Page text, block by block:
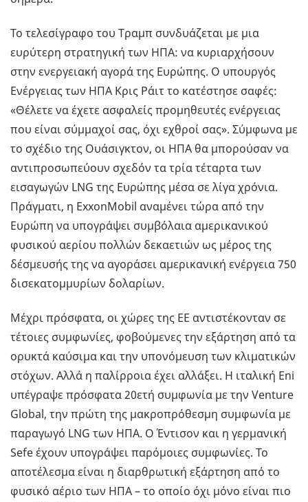
Το τελεσίγραφο του Τραμπ συνδυάζεται με μια
ευρύτερη στρατηγική των ΗΠΑ: να κυριαρχήσουν
στην ενεργειακή αγορά της Ευρώπης. Ο υπουργός
Ενέργειας των ΗΠΑ Κρις Ράιτ το κατέστησε σαφές:
«Θέλετε να έχετε ασφαλείς προμηθευτές ενέργειας
που είναι σύμμαχοί σας, όχι εχθροί σας». Σύμφωνα με
το σχέδιο της Ουάσιγκτον, οι ΗΠΑ θα μπορούσαν να
αντιπροσωπεύουν σχεδόν τα τρία τέταρτα των
εισαγωγών LNG της Ευρώπης μέσα σε λίγα χρόνια.
Πράγματι, η ExxonMobil αναμένει τώρα από την
Ευρώπη να υπογράψει συμβόλαια αμερικανικού
φυσικού αερίου πολλών δεκαετιών ως μέρος της
δέσμευσής της να αγοράσει αμερικανική ενέργεια 750
δισεκατομμυρίων δολαρίων.
Μέχρι πρόσφατα, οι χώρες της ΕΕ αντιστέκονταν σε
τέτοιες συμφωνίες, φοβούμενες την εξάρτηση από τα
ορυκτά καύσιμα και την υπονόμευση των κλιματικών
στόχων. Αλλά η παλίρροια έχει αλλάξει. Η ιταλική Eni
υπέγραψε πρόσφατα 20ετή συμφωνία με την Venture
Global, την πρώτη της μακροπρόθεσμη συμφωνία με
παραγωγό LNG των ΗΠΑ. Ο Έντισον και η γερμανική
Sefe έχουν υπογράψει παρόμοιες συμφωνίες. Το
αποτέλεσμα είναι η διαρθρωτική εξάρτηση από το
φυσικό αέριο των ΗΠΑ – το οποίο όχι μόνο είναι πιο